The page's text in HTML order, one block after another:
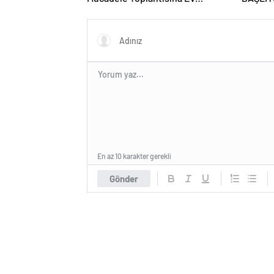
Gönder
En az 10 karakter gerekli